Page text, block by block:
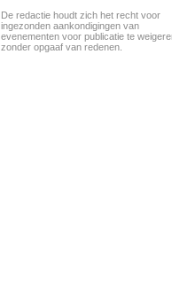
De redactie houdt zich het recht voor
ingezonden aankondigingen van
evenementen voor publicatie te
zonder opgaaf van redenen.